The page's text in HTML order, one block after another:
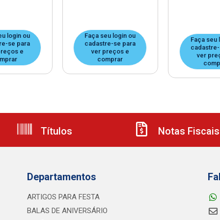
login ou
se para
e
Faça seu login ou
cadastre-se para
ver preços e
comprar
Faça seu
ver
Títulos Notas Fiscais
Departamentos
ARTIGOS PARA FESTA
BALAS DE ANIVERSÁRIO